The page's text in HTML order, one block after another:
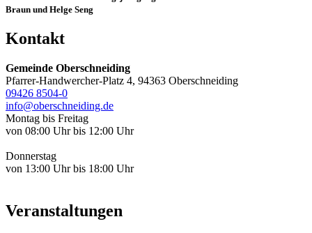
Braun und Helge Seng
Kontakt
Gemeinde Oberschneiding
Pfarrer-Handwercher-Platz 4, 94363 Oberschneiding
09426 8504-0
info@oberschneiding.de
Montag bis Freitag
von 08:00 Uhr bis 12:00 Uhr
Donnerstag
von 13:00 Uhr bis 18:00 Uhr
Veranstaltungen